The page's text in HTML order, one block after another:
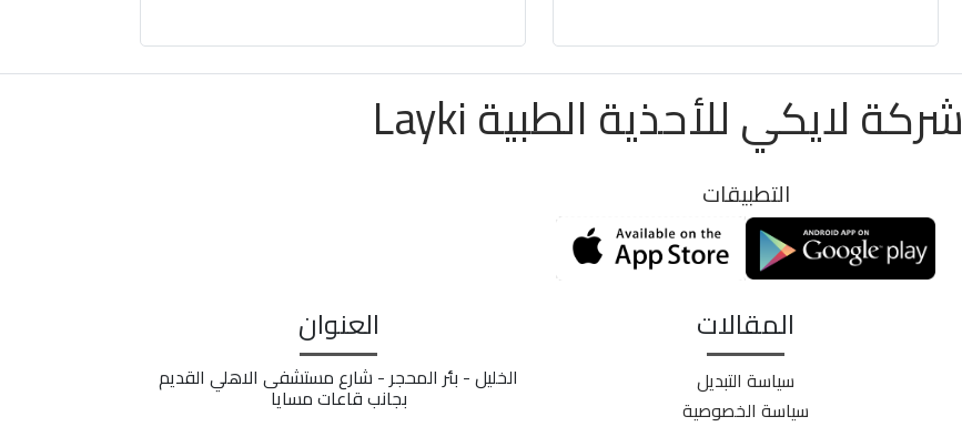
شركة لايكي للأحذية الطبية Layki
التطبيقات
المقالات
سياسة التبديل
سياسة الخصوصية
العنوان
الخليل - بئر المحجر - شارع مستشفى الاهلي القديم
بجانب قاعات مسايا